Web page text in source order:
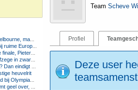
schade beperkt
zege FC Twente
Pieterse derde
van Polen-rit
mogelijk in Europa
heuvelrit
Olympiakos
knap tweede
Team Scheve
Profiel
Deze user